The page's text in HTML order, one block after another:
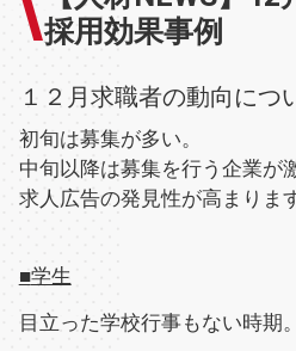
採用効果事例
１２月求職者の動向につ
初旬は募集が多い。
中旬以降は募集を行う企業が
求人広告の発見性が高まります
■学生
目立った学校行事もない時期。